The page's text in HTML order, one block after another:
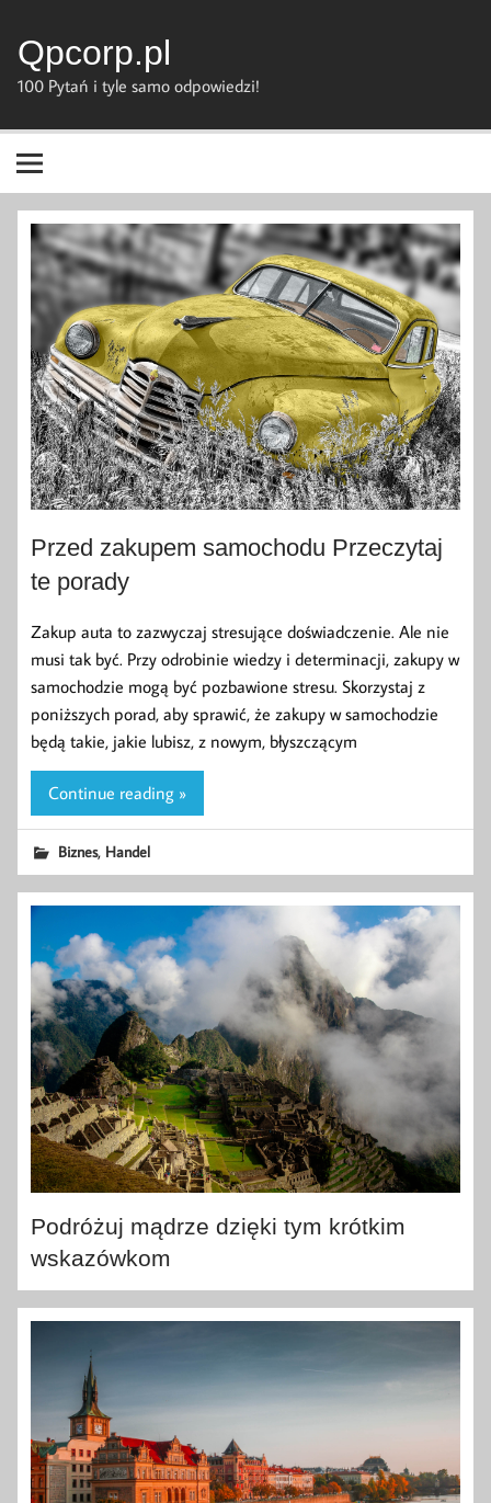
content
Qpcorp.pl
100 Pytań i tyle samo odpowiedzi!
Przed zakupem samochodu Przeczytaj
te porady
Zakup auta to zazwyczaj stresujące doświadczenie. Ale nie
musi tak być. Przy odrobinie wiedzy i determinacji, zakupy w
samochodzie mogą być pozbawione stresu. Skorzystaj z
poniższych porad, aby sprawić, że zakupy w samochodzie
będą takie, jakie lubisz, z nowym, błyszczącym
Continue reading »
Biznes, Handel
Podróżuj mądrze dzięki tym krótkim
wskazówkom